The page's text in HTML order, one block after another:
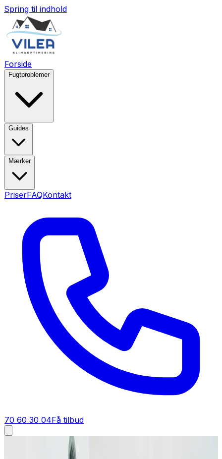
Spring til indhold
Forside
Fugtproblemer
Guides
Mærker
PriserFAQKontakt
70 60 30 04Få tilbud
Harlev